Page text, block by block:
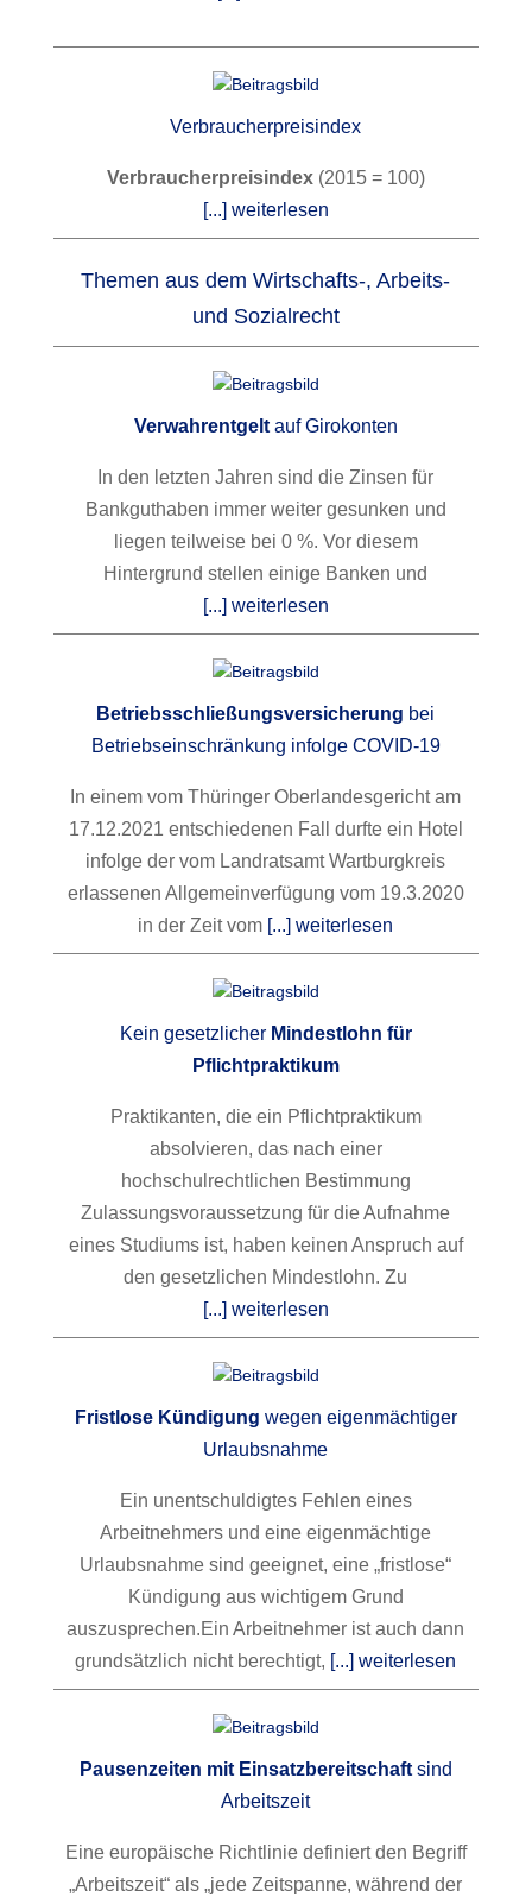
Verbraucherpreisindex
Verbraucherpreisindex(2015 = 100)
[...] weiterlesen
Themen aus dem Wirtschafts-, Arbeits-
und Sozialrecht
Verwahrentgeltauf Girokonten
In den letzten Jahren sind die Zinsen für
Bankguthaben immer weiter gesunken und
liegen teilweise bei 0 %. Vor diesem
Hintergrund stellen einige Banken und
[...] weiterlesen
Betriebsschließungsversicherung bei
Betriebseinschränkung infolge COVID-19
In einem vom Thüringer Oberlandesgericht am
17.12.2021 entschiedenen Fall durfte ein Hotel
infolge der vom Landratsamt Wartburgkreis
erlassenen Allgemeinverfügung vom 19.3.2020
in der Zeit vom [...] weiterlesen
Kein gesetzlicher Mindestlohn für
Pflichtpraktikum
Praktikanten, die ein Pflichtpraktikum
absolvieren, das nach einer
hochschulrechtlichen Bestimmung
Zulassungsvoraussetzung für die Aufnahme
eines Studiums ist, haben keinen Anspruch auf
den gesetzlichen Mindestlohn. Zu
[...] weiterlesen
Fristlose Kündigung wegen eigenmächtiger
Urlaubsnahme
Ein unentschuldigtes Fehlen eines
Arbeitnehmers und eine eigenmächtige
Urlaubsnahme sind geeignet, eine „fristlose“
Kündigung aus wichtigem Grund
auszusprechen.Ein Arbeitnehmer ist auch dann
grundsätzlich nicht berechtigt, [...] weiterlesen
Pausenzeiten mit Einsatzbereitschaftsind
Arbeitszeit
Eine europäische Richtlinie definiert den Begriff
„Arbeitszeit“ als „jede Zeitspanne, während der